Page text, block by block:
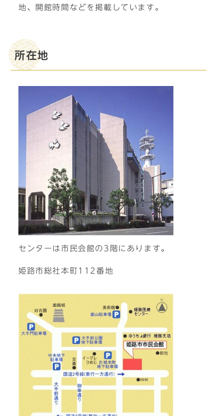
地、開館時間などを掲載しています。
所在地
センターは市民会館の3階にあります。
姫路市総社本町112番地